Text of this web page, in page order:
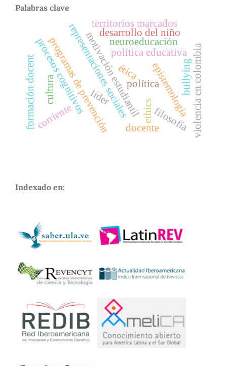
Palabras clave
representaciones sociales
líder
política educativa
programas de prevención
procesos cognitivosmotivación estudiantilpolítica
ética
ethics
desarrollo del niño
epistemología
corriente filosofía violencia en colombia
formación docent
neuroeducación
bullying
docente
territorios marcados
cultura
Indexado en: